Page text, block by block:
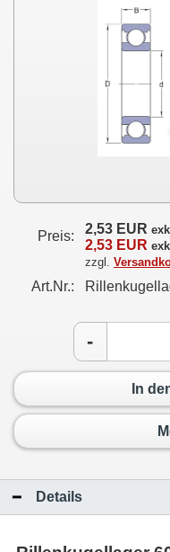
Preis: 2,53 EUR
2,53 EUR
zzgl.
Art.Nr.:
-
In
Details